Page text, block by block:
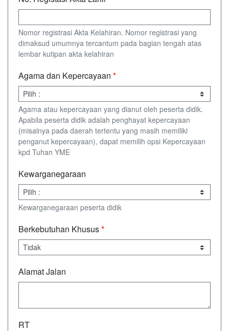
Nomor registrasi Akta Kelahiran. Nomor registrasi yang
dimaksud umumnya tercantum pada bagian tengah atas
lembar kutipan akta kelahiran
Agama dan Kepercayaan *
Agama atau kepercayaan yang dianut oleh peserta didik.
Apabila peserta didik adalah penghayat kepercayaan
(misalnya pada daerah tertentu yang masih memiliki
penganut kepercayaan), dapat memilih opsi Kepercayaan
kpd Tuhan YME
Kewarganegaraan
Kewarganegaraan peserta didik
Berkebutuhan Khusus*
Alamat Jalan
RT